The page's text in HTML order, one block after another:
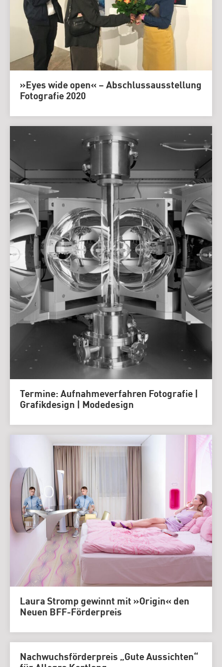
»Eyes wide open« – Abschlussausstellung
Fotografie 2020
Termine: Aufnahmeverfahren Fotografie |
Grafikdesign | Modedesign
Laura Stromp gewinnt mit »Origin« den
Neuen BFF-Förderpreis
Nachwuchsförderpreis „Gute Aussichten“